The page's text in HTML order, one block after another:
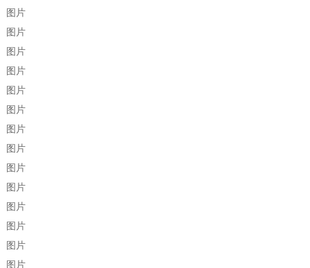
图片
图片
图片
图片
图片
图片
图片
图片
图片
图片
图片
图片
图片
图片